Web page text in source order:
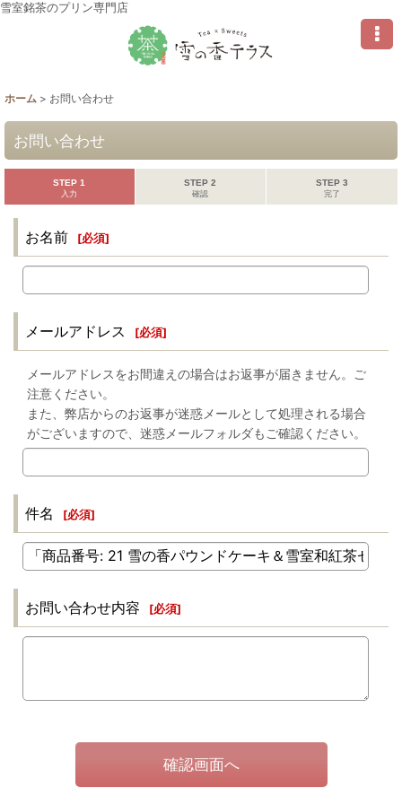
雪室銘茶のプリン専門店
ホーム > お問い合わせ
お問い合わせ
STEP 1
入力
STEP 2
確認
STEP 3
完了
お名前 [必須]
メールアドレス [必須]
メールアドレスをお間違えの場合はお返事が届きません。ご
注意ください。
また、弊店からのお返事が迷惑メールとして処理される場合
がございますので、迷惑メールフォルダもご確認ください。
件名 [必須]
お問い合わせ内容 [必須]
確認画面へ